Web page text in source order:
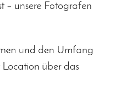
– unsere Fotografen
und den Umfang
Location über das